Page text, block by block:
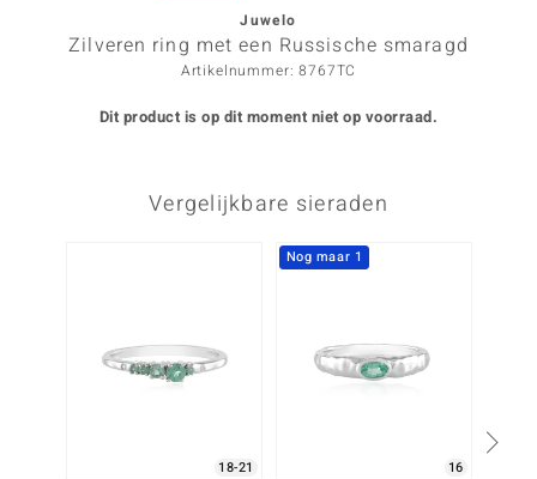
Juwelo
Zilveren ring met een Russische smaragd
Artikelnummer: 8767TC
Dit product is op dit moment niet op voorraad.
Vergelijkbare sieraden
18-21
Nog maar 1
16